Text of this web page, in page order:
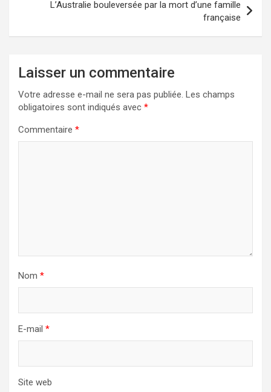
L’Australie bouleversée par la mort d’une famille
française
Laisser un commentaire
Votre adresse e-mail ne sera pas publiée. Les champs
obligatoires sont indiqués avec *
Commentaire *
Nom *
E-mail *
Site web